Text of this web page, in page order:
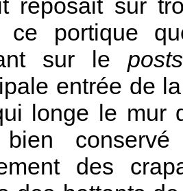
reposait sur
ce portique
sur le
entrée de
longe le mur
des